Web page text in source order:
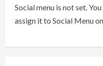
Social menu is not set.
assign it to Social Menu